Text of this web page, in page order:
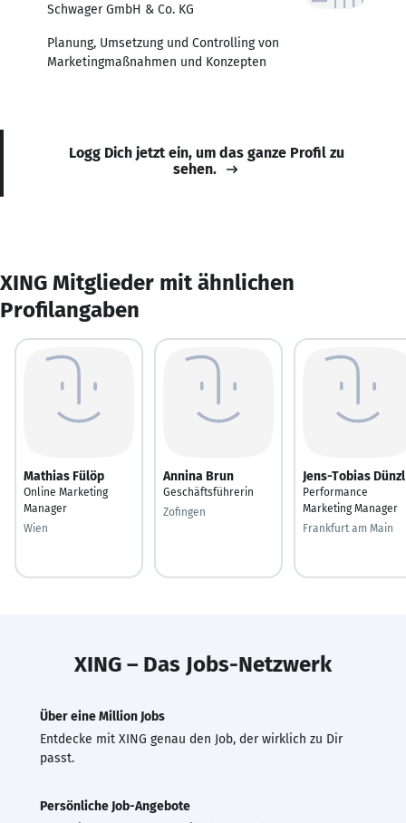
Schwager GmbH & Co. KG
Planung, Umsetzung und Controlling von
Marketingmaßnahmen und Konzepten
Logg Dich jetzt ein, um das ganze Profil zu
sehen.
XING Mitglieder mit ähnlichen
Profilangaben
Mathias Fülöp
Online Marketing
Manager
Wien
Annina Brun
Geschäftsführerin
Zofingen
Jens-Tobias Dünzl
Performance
Marketing Manager
Frankfurt am Main
XING – Das Jobs-Netzwerk
Über eine Million Jobs
Entdecke mit XING genau den Job, der wirklich zu Dir
passt.
Persönliche Job-Angebote